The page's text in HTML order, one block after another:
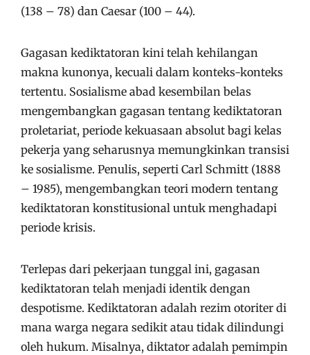
(138 – 78) dan Caesar (100 – 44).
Gagasan kediktatoran kini telah kehilangan
makna kunonya, kecuali dalam konteks-konteks
tertentu. Sosialisme abad kesembilan belas
mengembangkan gagasan tentang kediktatoran
proletariat, periode kekuasaan absolut bagi kelas
pekerja yang seharusnya memungkinkan transisi
ke sosialisme. Penulis, seperti Carl Schmitt (1888
– 1985), mengembangkan teori modern tentang
kediktatoran konstitusional untuk menghadapi
periode krisis.
Terlepas dari pekerjaan tunggal ini, gagasan
kediktatoran telah menjadi identik dengan
despotisme. Kediktatoran adalah rezim otoriter di
mana warga negara sedikit atau tidak dilindungi
oleh hukum. Misalnya, diktator adalah pemimpin